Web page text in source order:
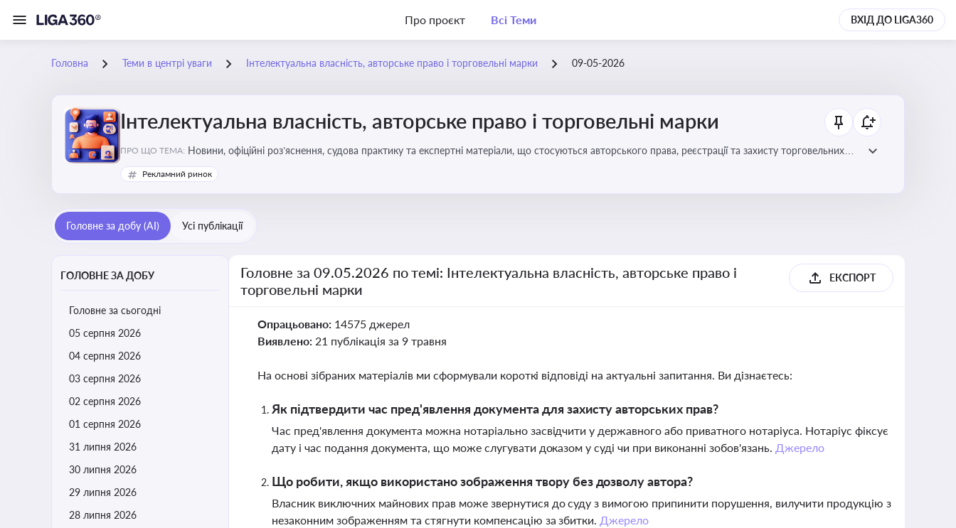
Про проєкт Всі Теми ВХІД ДО LIGA360
Головна Теми в центрі уваги Інтелектуальна власність, авторське право і торговельні марки 09-05-2026
Інтелектуальна власність, авторське право і торговельні марки
ПРО ЩО ТЕМА: Новини, офіційні роз’яснення, судова практику та експертні матеріали, що стосуються авторського права, реєстрації та захисту торговельних
марок, боротьби з порушеннями прав інтелектуальної власності, а також змін у законодавстві у цій сфері
Рекламний ринок
Головне за добу (AI) Усі публікації
ГОЛОВНЕ ЗА ДОБУ
Головне за сьогодні
05 серпня 2026
04 серпня 2026
03 серпня 2026
02 серпня 2026
01 серпня 2026
31 липня 2026
30 липня 2026
29 липня 2026
28 липня 2026
Головне за 09.05.2026 по темі: Інтелектуальна власність, авторське право і
торговельні марки
ЕКСПОРТ
Опрацьовано: 14575 джерел
Виявлено: 21 публікація за 9 травня
На основі зібраних матеріалів ми сформували короткі відповіді на актуальні запитання. Ви дізнаєтесь:
Як підтвердити час пред'явлення документа для захисту авторських прав?
Час пред'явлення документа можна нотаріально засвідчити у державного або приватного нотаріуса. Нотаріус фіксує
дату і час подання документа, що може слугувати доказом у суді чи при виконанні зобов'язань. Джерело
Що робити, якщо використано зображення твору без дозволу автора?
Власник виключних майнових прав може звернутися до суду з вимогою припинити порушення, вилучити продукцію з
незаконним зображенням та стягнути компенсацію за збитки. Джерело